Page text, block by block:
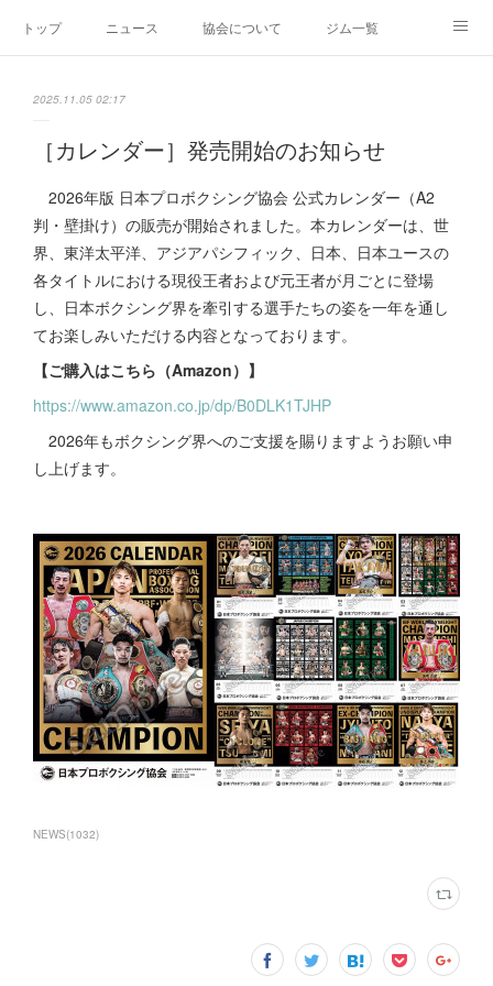
トップ ニュース 協会について ジム一覧
2025.11.05 02:17
［カレンダー］発売開始のお知らせ
2026年版 日本プロボクシング協会 公式カレンダー（A2
判・壁掛け）の販売が開始されました。本カレンダーは、世
界、東洋太平洋、アジアパシフィック、日本、日本ユースの
各タイトルにおける現役王者および元王者が月ごとに登場
し、日本ボクシング界を牽引する選手たちの姿を一年を通し
てお楽しみいただける内容となっております。
【ご購入はこちら（Amazon）】
https://www.amazon.co.jp/dp/B0DLK1TJHP
2026年もボクシング界へのご支援を賜りますようお願い申
し上げます。
NEWS(1032)